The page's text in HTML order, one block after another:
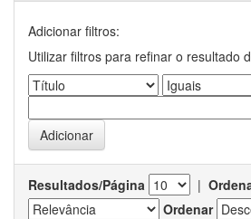
Adicionar filtros:
Utilizar filtros para refinar o resultado
Resultados/Página |
Ordenar